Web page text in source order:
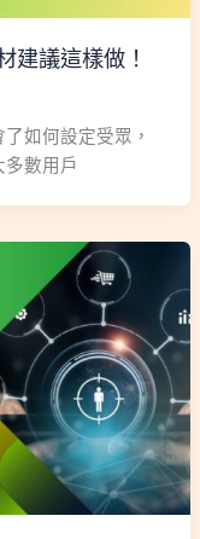
建議這樣做！
如何設定受眾，
數用戶